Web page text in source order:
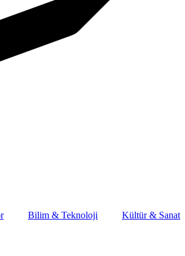
Bilim & Teknoloji Kültür & Sanat